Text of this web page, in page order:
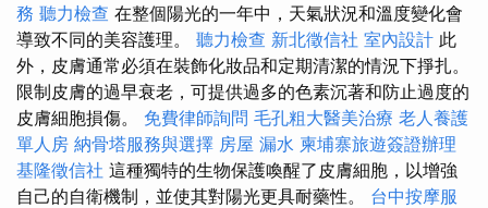
務 聽力檢查 在整個陽光的一年中，天氣狀況和溫度變化會
導致不同的美容護理。 聽力檢查 新北徵信社 室內設計 此
外，皮膚通常必須在裝飾化妝品和定期清潔的情況下掙扎。
限制皮膚的過早衰老，可提供過多的色素沉著和防止過度的
皮膚細胞損傷。 免費律師詢問 毛孔粗大醫美治療 老人養護
單人房 納骨塔服務與選擇 房屋 漏水 柬埔寨旅遊簽證辦理
基隆徵信社 這種獨特的生物保護喚醒了皮膚細胞，以增強
自己的自衛機制，並使其對陽光更具耐藥性。 台中按摩服